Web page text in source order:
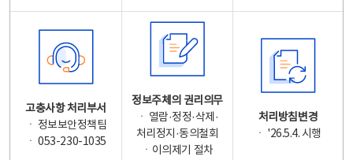
고충사항 처리부서
ㆍ 정보보안정책팀
ㆍ 053-230-1035
정보주체의 권리의무
ㆍ 열람·정정·삭제·
처리정지·동의철회
ㆍ이의제기 절차
처리방침변경
ㆍ '26.5.4. 시행